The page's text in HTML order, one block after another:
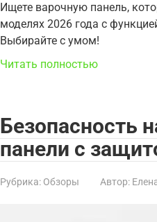
Ищете варочную панель,
моделях 2026 года с
Выбирайте с умом!
Читать полностью
Безопасность
панели с
Рубрика: Обзоры Автор: